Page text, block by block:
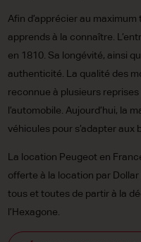
Afin d’apprécier au
apprends à la connaître.
en 1810. Sa longévité, ainsi
authenticité. La qualité des
reconnue à plusieurs
l’automobile. Aujourd’hui, la
véhicules pour s’adapter aux
La location Peugeot en
offerte à la location par Dollar
tous et toutes de partir à la
l’Hexagone.